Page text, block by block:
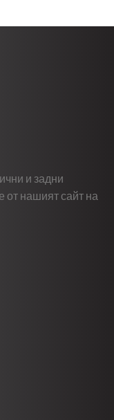
и задни
от нашият сайт на